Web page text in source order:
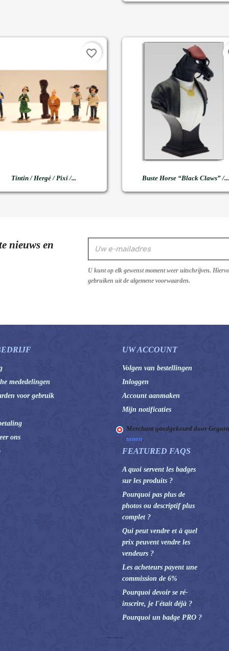
 Snel bekijken
Tintin / Hergé / Pixi /...
favorite_border
 Snel bekijken
Buste Horse “Black Claws” /...
nieuws en
U kunt op elk gewenst moment weer uitschrijven.
gebruiken uit de algemene voorwaarden.
mededelingen
voor gebruik
ons
UW ACCOUNT
Volgen van bestellingen
Inloggen
Account aanmaken
Mijn notificaties
Merchant goedgekeurd door
tonen.
FEATURED FAQS
A quoi servent les badges
sur les produits ?
Pourquoi pas plus de
photos ou descriptif plus
complet ?
Qui peut vendre et à quel
prix peuvent vendre les
vendeurs ?
Les acheteurs payent une
commission de 6%
Pourquoi devoir se ré-
inscrire, je l'était déjà ?
Pourquoi un badge PRO ?
© 2026 - Commans Alex